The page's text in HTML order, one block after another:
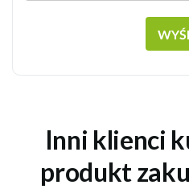
Inni klienci
produkt